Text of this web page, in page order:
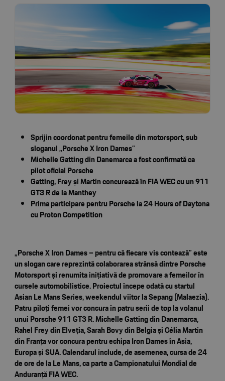
Sprijin coordonat pentru femeile din motorsport, sub
sloganul „Porsche X Iron Dames”
Michelle Gatting din Danemarca a fost confirmată ca
pilot oficial Porsche
Gatting, Frey și Martin concurează în FIA WEC cu un 911
GT3 R de la Manthey
Prima participare pentru Porsche la 24 Hours of Daytona
cu Proton Competition
„Porsche X Iron Dames – pentru că fiecare vis contează” este
un slogan care reprezintă colaborarea strânsă dintre Porsche
Motorsport și renumita inițiativă de promovare a femeilor în
cursele automobilistice. Proiectul începe odată cu startul
Asian Le Mans Series, weekendul viitor la Sepang (Malaezia).
Patru piloți femei vor concura în patru serii de top la volanul
unui Porsche 911 GT3 R. Michelle Gatting din Danemarca,
Rahel Frey din Elveția, Sarah Bovy din Belgia și Célia Martin
din Franța vor concura pentru echipa Iron Dames în Asia,
Europa și SUA. Calendarul include, de asemenea, cursa de 24
de ore de la Le Mans, ca parte a Campionatului Mondial de
Anduranță FIA WEC.